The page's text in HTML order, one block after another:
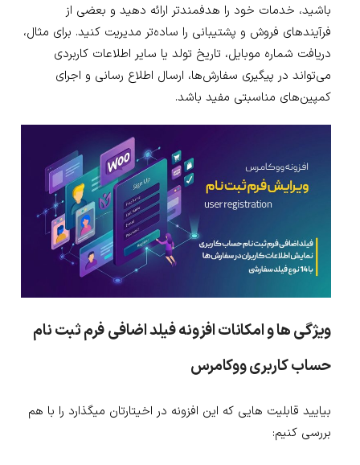
باشید، خدمات خود را هدفمندتر ارائه دهید و بعضی از
فرآیندهای فروش و پشتیبانی را ساده‌تر مدیریت کنید. برای مثال،
دریافت شماره موبایل، تاریخ تولد یا سایر اطلاعات کاربردی
می‌تواند در پیگیری سفارش‌ها، ارسال اطلاع رسانی و اجرای
کمپین‌های مناسبتی مفید باشد.
ویژگی ها و امکانات افزونه فیلد اضافی فرم ثبت نام
حساب کاربری ووکامرس
بیایید قابلیت هایی که این افزونه در اخیتارتان میگذارد را با هم
بررسی کنیم: